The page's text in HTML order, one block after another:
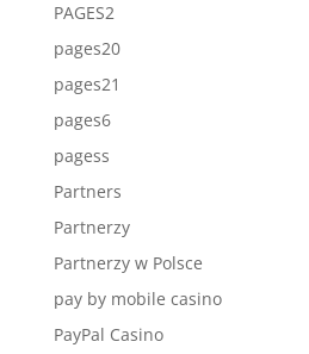
PAGES2
pages20
pages21
pages6
pagess
Partners
Partnerzy
Partnerzy w Polsce
pay by mobile casino
PayPal Casino